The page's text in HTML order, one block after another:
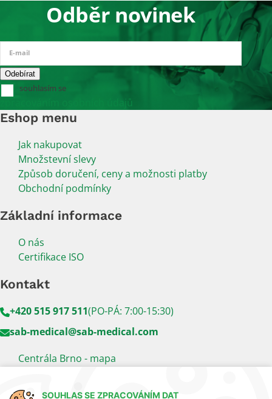
Odběr novinek
E-mail
souhlasím se
zpracováním osobních údajů
Eshop menu
Jak nakupovat
Množstevní slevy
Způsob doručení, ceny a možnosti platby
Obchodní podmínky
Základní informace
O nás
Certifikace ISO
Kontakt
+420 515 917 511(PO-PÁ: 7:00-15:30)
sab-medical@sab-medical.com
Centrála Brno - mapa
SOUHLAS SE ZPRACOVÁNÍM DAT